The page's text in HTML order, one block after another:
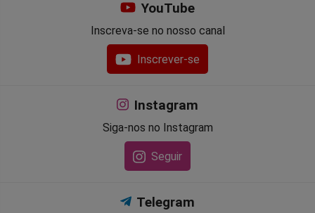
YouTube
Inscreva-se no nosso canal
Inscrever-se
Instagram
Siga-nos no Instagram
Seguir
Telegram